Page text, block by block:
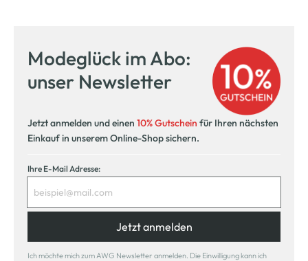
Modeglück im Abo:
unser Newsletter
Jetzt anmelden und einen 10% Gutschein für Ihren nächsten
Einkauf in unserem Online-Shop sichern.
Ihre E-Mail Adresse:
Jetzt anmelden
Ich möchte mich zum AWG Newsletter anmelden. Die Einwilligung kann ich